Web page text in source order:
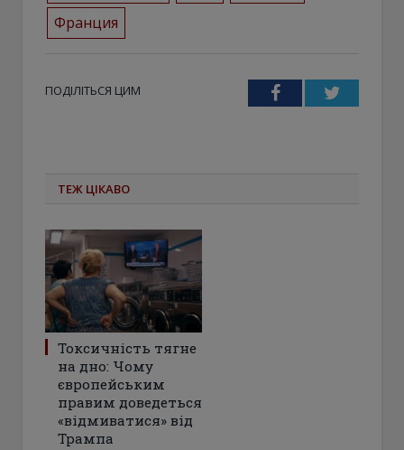
Франция
ПОДІЛІТЬСЯ ЦИМ FacebookTwitter
ТЕЖ ЦІКАВО
Токсичність тягне
на дно: Чому
європейським
правим доведеться
«відмиватися» від
Трампа